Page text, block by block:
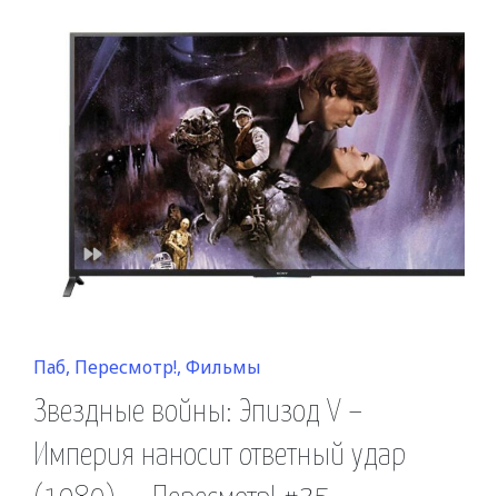
Posted
in
Паб Пересмотр! Фильмы
Звездные войны: Эпизод V –
Империя наносит ответный удар